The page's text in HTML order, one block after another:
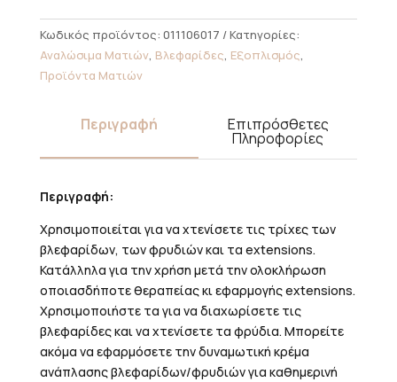
ποσότητα
Κωδικός προϊόντος: 011106017
Κατηγορίες:
Αναλώσιμα Ματιών, Βλεφαρίδες, Εξοπλισμός,
Προϊόντα Ματιών
Περιγραφή Επιπρόσθετες
Πληροφορίες
Περιγραφή:
Χρησιμοποιείται για να χτενίσετε τις τρίχες των
βλεφαρίδων, των φρυδιών και τα extensions.
Κατάλληλα για την χρήση μετά την ολοκλήρωση
οποιασδήποτε θεραπείας κι εφαρμογής extensions.
Χρησιμοποιήστε τα για να διαχωρίσετε τις
βλεφαρίδες και να χτενίσετε τα φρύδια. Μπορείτε
ακόμα να εφαρμόσετε την δυναμωτική κρέμα
ανάπλασης βλεφαρίδων/φρυδιών για καθημερινή